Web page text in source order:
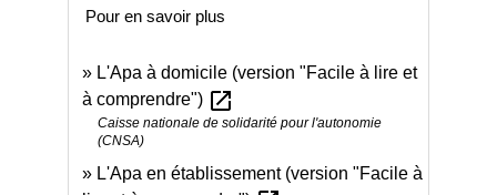
Pour en savoir plus
L'Apa à domicile (version "Facile à lire et
à comprendre") open_in_new
Caisse nationale de solidarité pour l'autonomie
(CNSA)
L'Apa en établissement (version "Facile à